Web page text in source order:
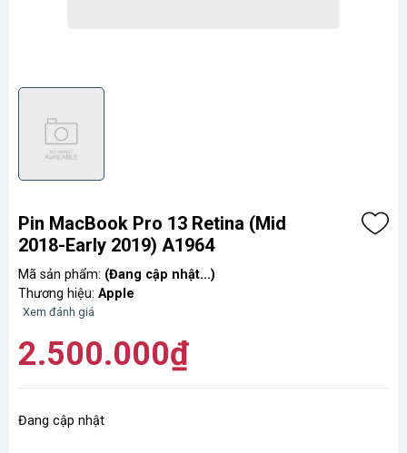
Pin MacBook Pro 13 Retina (Mid
2018-Early 2019) A1964
Mã sản phẩm: (Đang cập nhật...)
Thương hiệu: Apple
Xem đánh giá
2.500.000₫
Đang cập nhật